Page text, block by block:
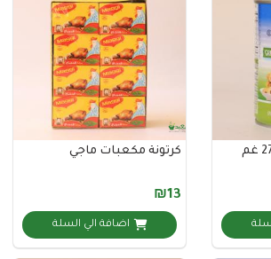
كرتونة مكعبات ماجي
اضافة الي السلة